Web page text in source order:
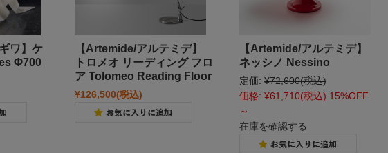
ワ】ケ
Φ700
【Artemide/アルテミデ】
トロメオ リーディング フロ
ア Tolomeo Reading Floor
¥126,500(税込)
【Artemide/アルテミデ】
ネッシノ Nessino
定価: ¥72,600(税込)
価格: ¥61,710(税込) 15%OFF
～
在庫を確認する